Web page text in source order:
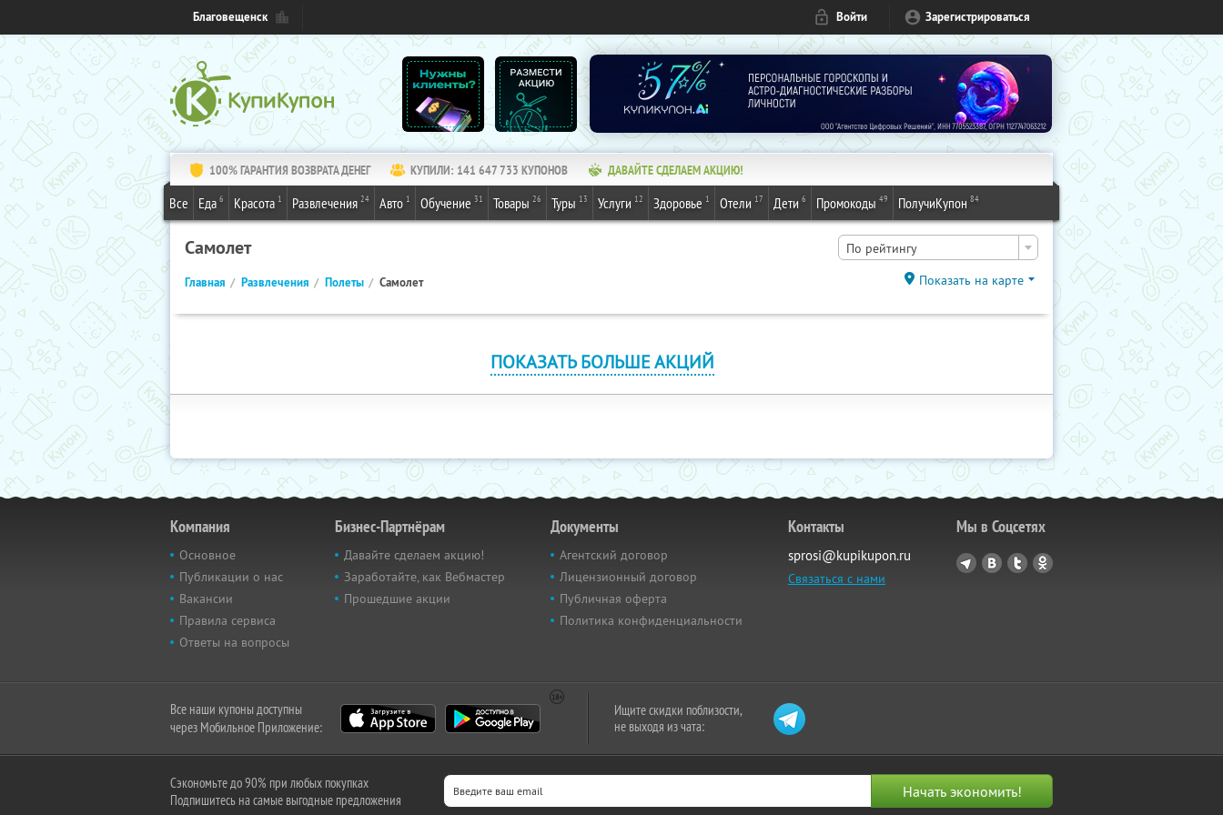
Благовещенск Войти Зарегистрироваться
100% ГАРАНТИЯ ВОЗВРАТА ДЕНЕГ КУПИЛИ: 141 647 733 КУПОНОВ ДАВАЙТЕ СДЕЛАЕМ АКЦИЮ!
Все Еда 6 Красота 1 Развлечения 24 Авто 1 Обучение 31 Товары 26 Туры 13 Услуги 12 Здоровье 1 Отели 17 Дети 6 Промокоды 49 ПолучиКупон 84
Самолет По рейтингу
Главная Развлечения Полеты Самолет Показать на карте
ПОКАЗАТЬ БОЛЬШЕ АКЦИЙ
Компания
Основное
Публикации о нас
Вакансии
Правила сервиса
Ответы на вопросы
Бизнес-Партнёрам
Давайте сделаем акцию!
Заработайте, как Вебмастер
Прошедшие акции
Документы
Агентский договор
Лицензионный договор
Публичная оферта
Политика конфиденциальности
Контакты
sprosi@kupikupon.ru
Связаться с нами
Мы в Соцсетях
Все наши купоны доступны
через Мобильное Приложение:
Ищите скидки поблизости,
не выходя из чата:
Сэкономьте до 90% при любых покупках
Подпишитесь на самые выгодные предложения